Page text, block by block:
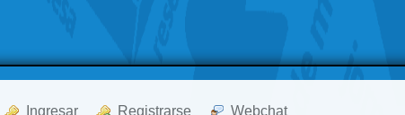
Ingresar Registrarse Webchat